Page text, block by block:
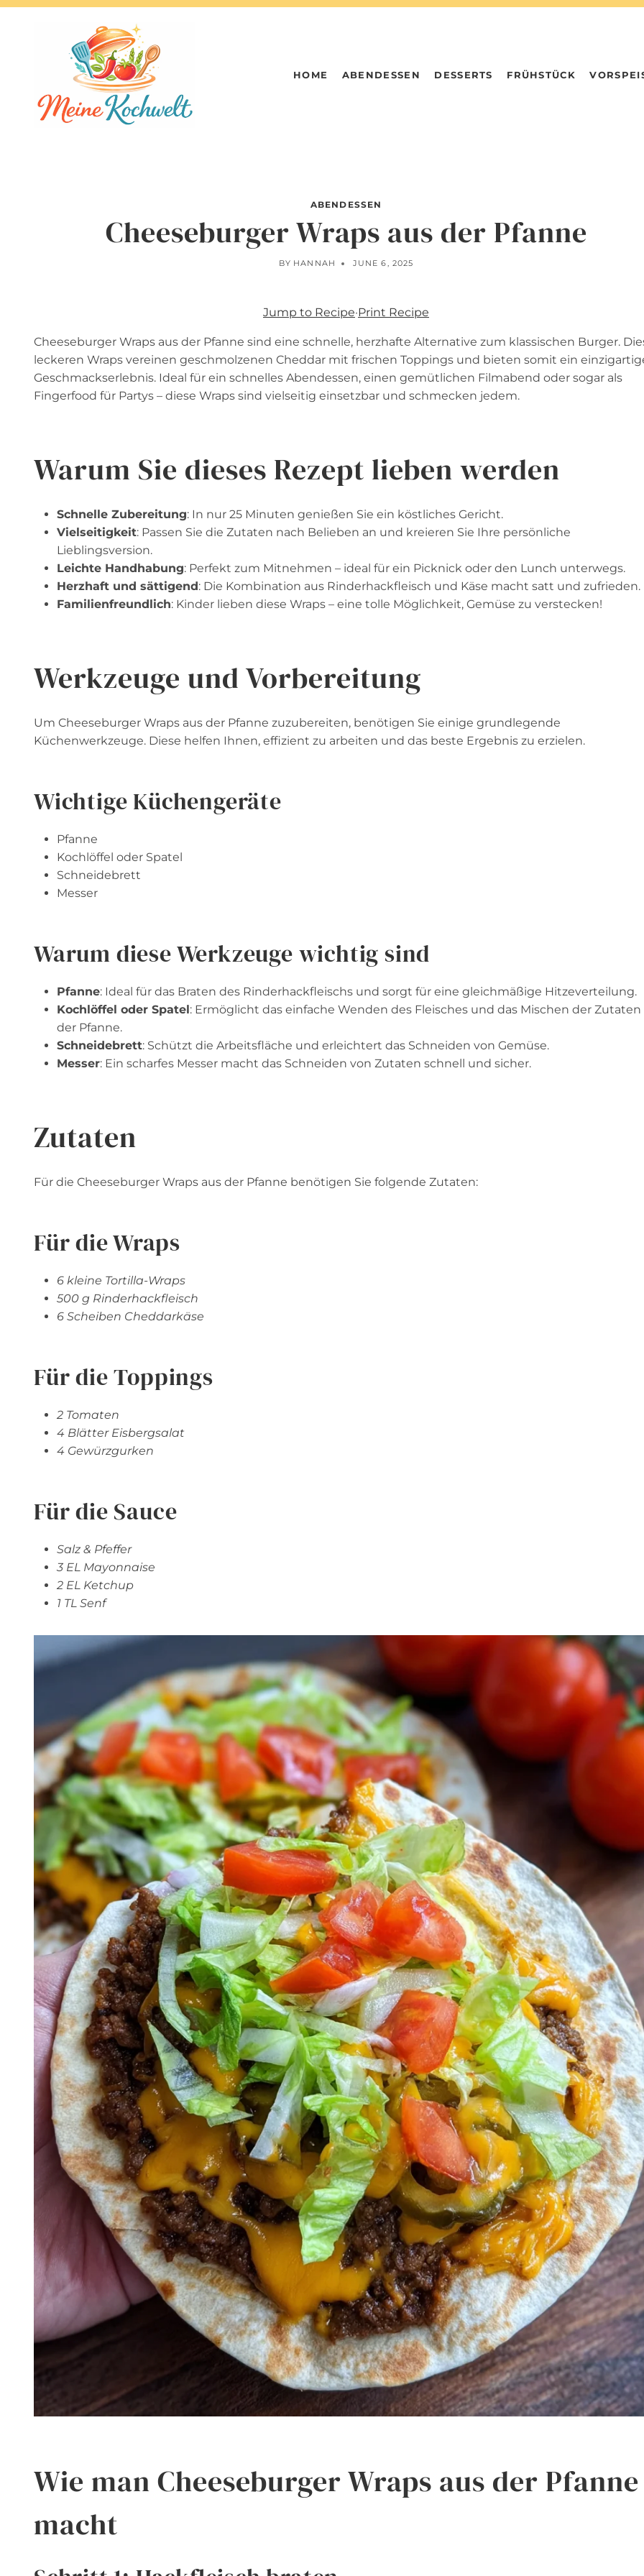
Skip
HOME ABENDESSEN DESSERTS FRÜHSTÜCK
ABENDESSEN
Cheeseburger Wraps aus der Pfanne
BY HANNAH JUNE 6, 2025
Jump to Recipe·Print Recipe
Cheeseburger Wraps aus der Pfanne sind eine schnelle, herzhafte Alternative zum klassischen Burger.
leckeren Wraps vereinen geschmolzenen Cheddar mit frischen Toppings und bieten somit ein
Geschmackserlebnis. Ideal für ein schnelles Abendessen, einen gemütlichen Filmabend oder sogar als
Fingerfood für Partys – diese Wraps sind vielseitig einsetzbar und schmecken jedem.
Warum Sie dieses Rezept lieben werden
Schnelle Zubereitung: In nur 25 Minuten genießen Sie ein köstliches Gericht.
Vielseitigkeit: Passen Sie die Zutaten nach Belieben an und kreieren Sie Ihre persönliche
Lieblingsversion.
Leichte Handhabung: Perfekt zum Mitnehmen – ideal für ein Picknick oder den Lunch unterwegs.
Herzhaft und sättigend : Die Kombination aus Rinderhackfleisch und Käse macht satt und zufrieden.
Familienfreundlich: Kinder lieben diese Wraps – eine tolle Möglichkeit, Gemüse zu verstecken!
Werkzeuge und Vorbereitung
Um Cheeseburger Wraps aus der Pfanne zuzubereiten, benötigen Sie einige grundlegende
Küchenwerkzeuge. Diese helfen Ihnen, effizient zu arbeiten und das beste Ergebnis zu erzielen.
Wichtige Küchengeräte
Pfanne
Kochlöffel oder Spatel
Schneidebrett
Messer
Warum diese Werkzeuge wichtig sind
Pfanne: Ideal für das Braten des Rinderhackfleischs und sorgt für eine gleichmäßige Hitzeverteilung.
Kochlöffel oder Spatel : Ermöglicht das einfache Wenden des Fleisches und das Mischen der Zutaten
der Pfanne.
Schneidebrett: Schützt die Arbeitsfläche und erleichtert das Schneiden von Gemüse.
Messer: Ein scharfes Messer macht das Schneiden von Zutaten schnell und sicher.
Zutaten
Für die Cheeseburger Wraps aus der Pfanne benötigen Sie folgende Zutaten:
Für die Wraps
6 kleine Tortilla-Wraps
500 g Rinderhackfleisch
6 Scheiben Cheddarkäse
Für die Toppings
2 Tomaten
4 Blätter Eisbergsalat
4 Gewürzgurken
Für die Sauce
Salz & Pfeffer
3 EL Mayonnaise
2 EL Ketchup
1 TL Senf
Wie man Cheeseburger Wraps aus der Pfanne
macht